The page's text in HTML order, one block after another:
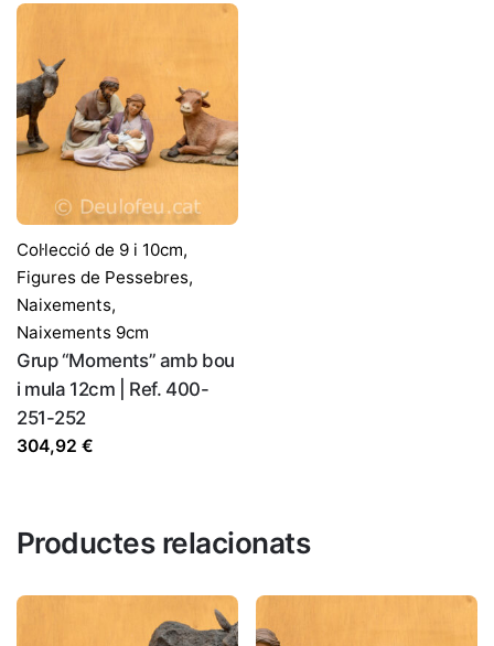
Col·lecció de 9 i 10cm,
Figures de Pessebres,
Naixements,
Naixements 9cm
Grup “Moments” amb bou
i mula 12cm | Ref. 400-
251-252
304,92 €
Productes relacionats